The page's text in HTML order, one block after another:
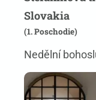
Slovakia
(1. Poschodie)
Nedělní